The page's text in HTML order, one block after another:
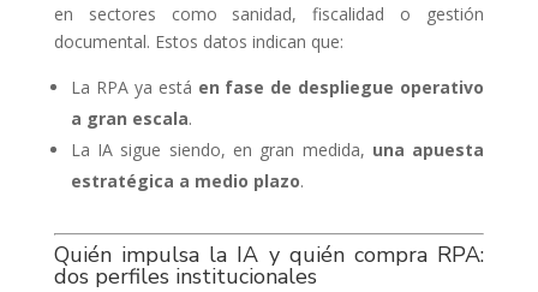
en sectores como sanidad, fiscalidad o gestión
documental. Estos datos indican que:
La RPA ya está en fase de despliegue operativo
a gran escala.
La IA sigue siendo, en gran medida, una apuesta
estratégica a medio plazo.
Quién impulsa la IA y quién compra RPA:
dos perfiles institucionales